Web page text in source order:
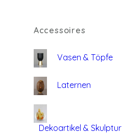
Accessoires
Vasen & Töpfe
Laternen
Dekoartikel &